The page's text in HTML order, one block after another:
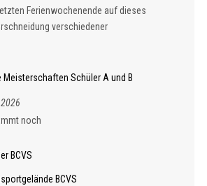
Ferienwochenende auf dieses
verschiedener
Meisterschaften Schüler A und B
noch
BCVS
BCVS